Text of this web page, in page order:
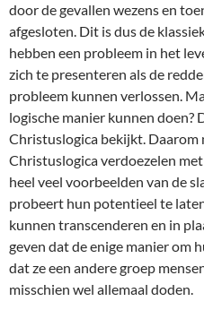
door de gevallen wezens en
afgesloten. Dit is dus de
hebben een probleem in het
zich te presenteren als de
probleem kunnen verlossen.
logische manier kunnen doen?
Christuslogica bekijkt. Daarom
Christuslogica verdoezelen
heel veel voorbeelden van de
probeert hun potentieel te
kunnen transcenderen en in
geven dat de enige manier om
dat ze een andere groep
misschien wel allemaal doden.